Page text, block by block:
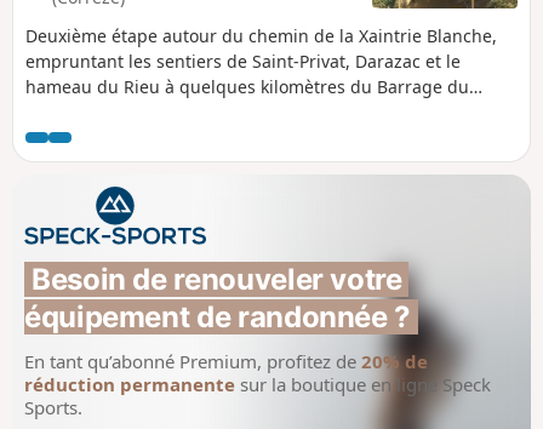
Deuxième étape autour du chemin de la Xaintrie Blanche,
empruntant les sentiers de Saint-Privat, Darazac et le
hameau du Rieu à quelques kilomètres du Barrage du
Besoin de renouveler votre
équipement de randonnée ?
En tant qu’abonné Premium, profitez de 20% de
réduction permanente sur la boutique en ligne Speck
Sports.